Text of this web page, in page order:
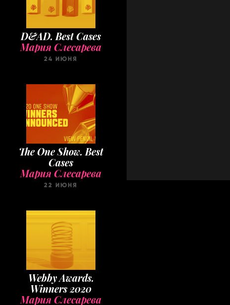
Мария Слесарева
The One Show. Best
Cases
Мария Слесарева
22 ИЮНЯ
Webby Awards.
Winners 2020
Мария Слесарева
22 МАЯ